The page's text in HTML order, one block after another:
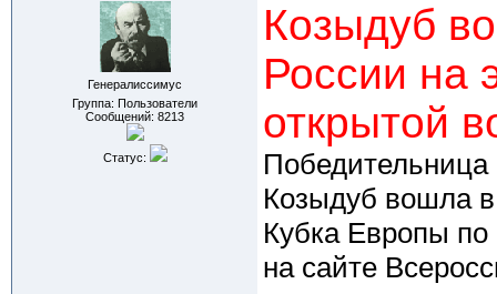
Генералиссимус
Группа: Пользователи
Сообщений: 8213
Статус:
Козыдуб
России на
открытой
Победительница
Козыдуб вошла
Кубка Европы
на сайте